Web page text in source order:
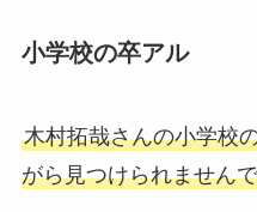
小学校の卒アル
木村拓哉さんの小学校
がら見つけられません